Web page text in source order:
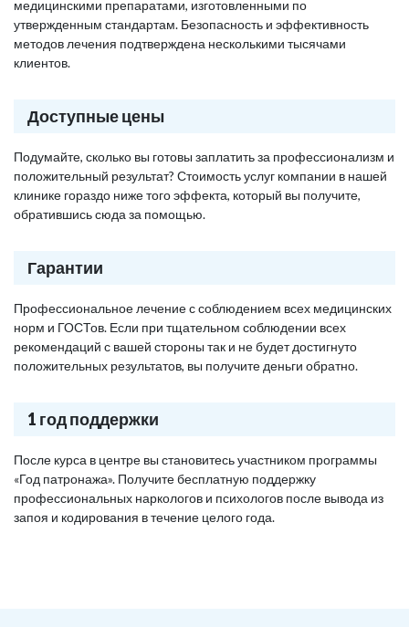
медицинскими препаратами, изготовленными по
утвержденным стандартам. Безопасность и эффективность
методов лечения подтверждена несколькими тысячами
клиентов.
Доступные цены
Подумайте, сколько вы готовы заплатить за профессионализм и
положительный результат? Стоимость услуг компании в нашей
клинике гораздо ниже того эффекта, который вы получите,
обратившись сюда за помощью.
Гарантии
Профессиональное лечение с соблюдением всех медицинских
норм и ГОСТов. Если при тщательном соблюдении всех
рекомендаций с вашей стороны так и не будет достигнуто
положительных результатов, вы получите деньги обратно.
1 год поддержки
После курса в центре вы становитесь участником программы
«Год патронажа». Получите бесплатную поддержку
профессиональных наркологов и психологов после вывода из
запоя и кодирования в течение целого года.